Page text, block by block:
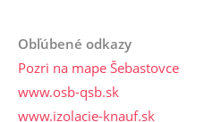
Obľúbené odkazy
Pozri na mape Šebastovce
www.osb-qsb.sk
www.izolacie-knauf.sk